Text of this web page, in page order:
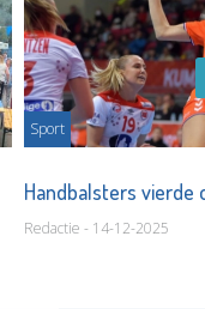
Sport
Handbalsters vierde
Redactie - 14-12-2025